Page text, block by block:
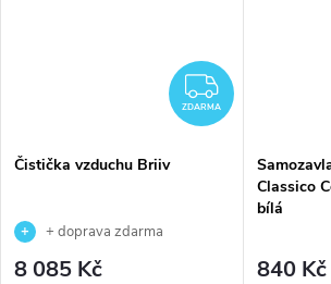
ZDARMA
ZDARMA
Čistička vzduchu Briiv
+ doprava zdarma
8 085 Kč
Classico
bílá
840 Kč